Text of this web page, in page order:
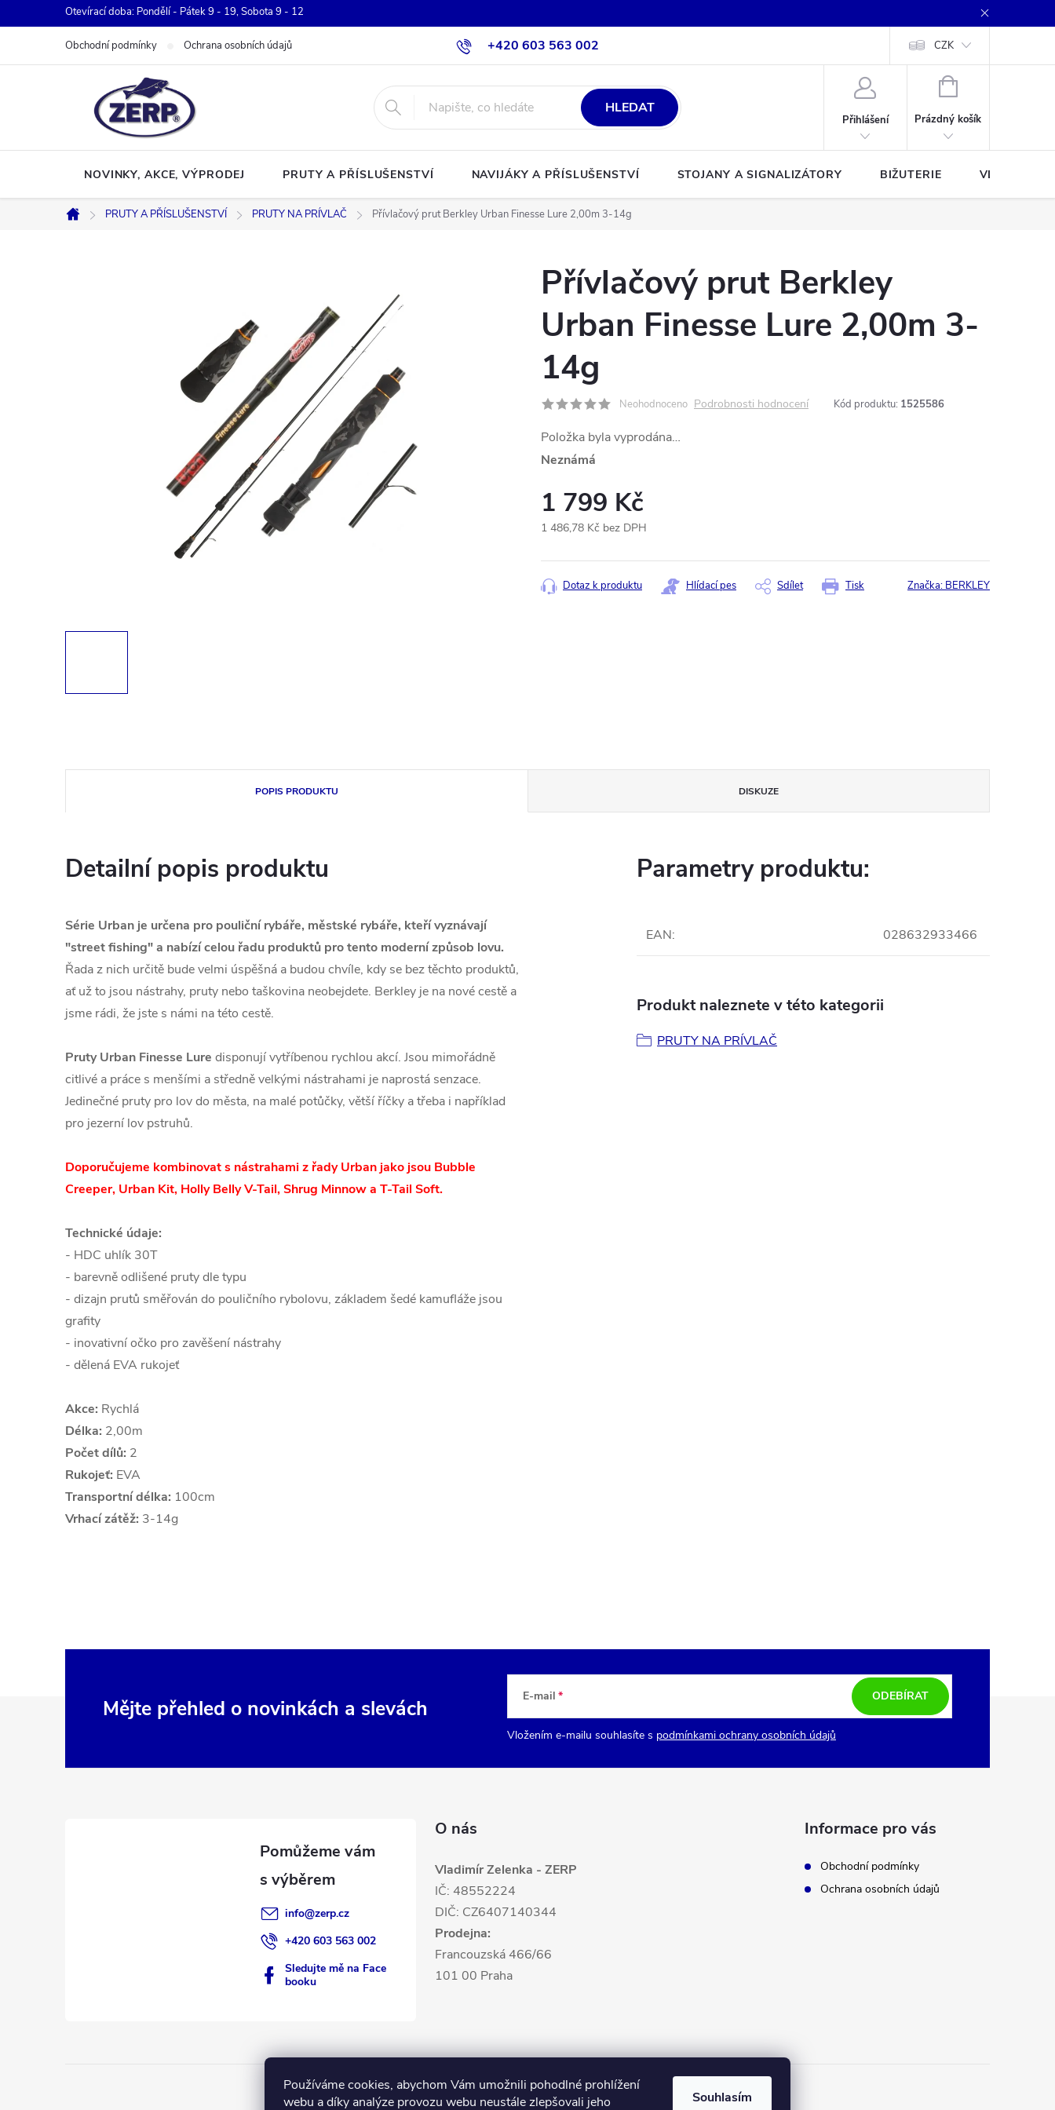
Používáme cookies, abychom Vám umožnili pohodlné prohlížení
webu a díky analýze provozu webu neustále zlepšovali jeho
Souhlasím
na
Otevírací doba: Pondělí - Pátek 9 - 19, Sobota 9 - 12
+420 603 563 002
Obchodní podmínky Ochrana osobních údajů CZK
HLEDAT
Přihlášení
NÁKUPNÍ
Prázdný košík
NOVINKY, AKCE, VÝPRODEJ PRUTY A PŘÍSLUŠENSTVÍ NAVIJÁKY A PŘÍSLUŠENSTVÍ STOJANY A SIGNALIZÁTORY BIŽUTERIE VLASCE A
Domů
PRUTY A PŘÍSLUŠENSTVÍ PRUTY NA PRÍVLAČ Přívlačový prut Berkley Urban Finesse Lure 2,00m 3-14g
Přívlačový prut Berkley
Urban Finesse Lure 2,00m 3-
14g
Neohodnoceno Podrobnosti hodnocení Kód produktu: 1525586
Položka byla vyprodána…
Neznámá
1 799 Kč
1 486,78 Kč bez DPH
cena:
Tisk
Dotaz k produktu Hlídací pes Sdílet Značka: BERKLEY
POPIS PRODUKTU DISKUZE
Detailní popis produktu
Série Urban je určena pro pouliční rybáře, městské rybáře, kteří vyznávají
"street fishing" a nabízí celou řadu produktů pro tento moderní způsob lovu.
Řada z nich určitě bude velmi úspěšná a budou chvíle, kdy se bez těchto produktů,
ať už to jsou nástrahy, pruty nebo taškovina neobejdete. Berkley je na nové cestě a
jsme rádi, že jste s námi na této cestě.
Pruty Urban Finesse Lure disponují vytříbenou rychlou akcí. Jsou mimořádně
citlivé a práce s menšími a středně velkými nástrahami je naprostá senzace.
Jedinečné pruty pro lov do města, na malé potůčky, větší říčky a třeba i například
pro jezerní lov pstruhů.
Doporučujeme kombinovat s nástrahami z řady Urban jako jsou Bubble
Creeper, Urban Kit, Holly Belly V-Tail, Shrug Minnow a T-Tail Soft.
Technické údaje:
- HDC uhlík 30T
- barevně odlišené pruty dle typu
- dizajn prutů směřován do pouličního rybolovu, základem šedé kamufláže jsou
grafity
- inovativní očko pro zavěšení nástrahy
- dělená EVA rukojeť
Akce: Rychlá
Délka: 2,00m
Počet dílů: 2
Rukojeť: EVA
Transportní délka: 100cm
Vrhací zátěž: 3-14g
Parametry produktu:
EAN: 028632933466
Produkt naleznete v této kategorii
PRUTY NA PRÍVLAČ
Mějte přehled o novinkách a slevách E-mail
Vložením e-mailu souhlasíte s podmínkami ochrany osobních údajů
ODEBÍRAT
info@zerp.cz
+420 603 563 002
Sledujte mě na Face
booku
O nás
Vladimír Zelenka - ZERP
IČ: 48552224
DIČ: CZ6407140344
Prodejna:
Francouzská 466/66
101 00 Praha
Informace pro vás
Obchodní podmínky
Ochrana osobních údajů